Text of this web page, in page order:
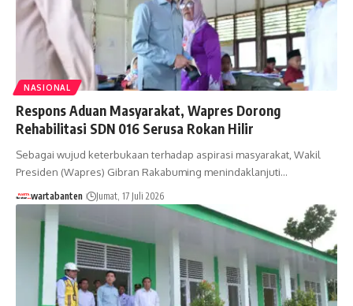
NASIONAL
Respons Aduan Masyarakat, Wapres Dorong
Rehabilitasi SDN 016 Serusa Rokan Hilir
Sebagai wujud keterbukaan terhadap aspirasi masyarakat, Wakil
Presiden (Wapres) Gibran Rakabuming menindaklanjuti…
wartabanten Jumat, 17 Juli 2026